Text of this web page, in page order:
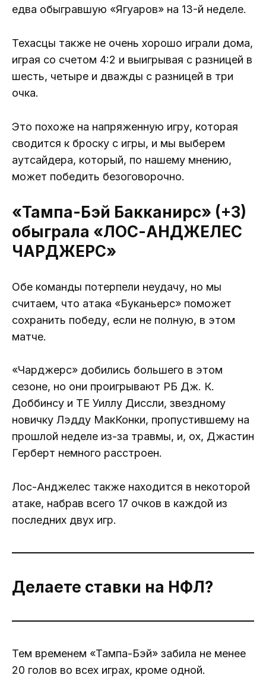
едва обыгравшую «Ягуаров» на 13-й неделе.
Техасцы также не очень хорошо играли дома,
играя со счетом 4:2 и выигрывая с разницей в
шесть, четыре и дважды с разницей в три
очка.
Это похоже на напряженную игру, которая
сводится к броску с игры, и мы выберем
аутсайдера, который, по нашему мнению,
может победить безоговорочно.
«Тампа-Бэй Бакканирс» (+3)
обыграла «ЛОС-АНДЖЕЛЕС
ЧАРДЖЕРС»
Обе команды потерпели неудачу, но мы
считаем, что атака «Буканьерс» поможет
сохранить победу, если не полную, в этом
матче.
«Чарджерс» добились большего в этом
сезоне, но они проигрывают РБ Дж. К.
Доббинсу и ТЕ Уиллу Диссли, звездному
новичку Лэдду МакКонки, пропустившему на
прошлой неделе из-за травмы, и, ох, Джастин
Герберт немного расстроен.
Лос-Анджелес также находится в некоторой
атаке, набрав всего 17 очков в каждой из
последних двух игр.
Делаете ставки на НФЛ?
Тем временем «Тампа-Бэй» забила не менее
20 голов во всех играх, кроме одной.